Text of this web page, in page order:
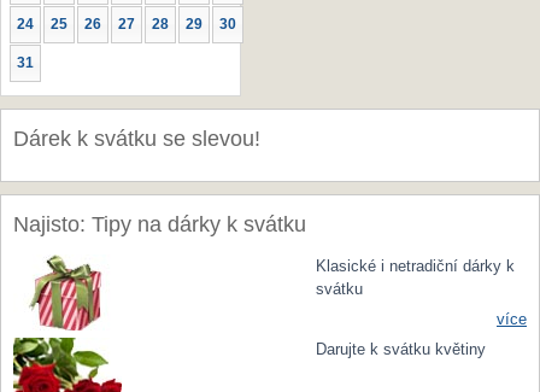
24 25 26 27 28 29 30
31
Dárek k svátku se slevou!
Najisto: Tipy na dárky k svátku
Klasické i netradiční dárky k
svátku
více
Darujte k svátku květiny